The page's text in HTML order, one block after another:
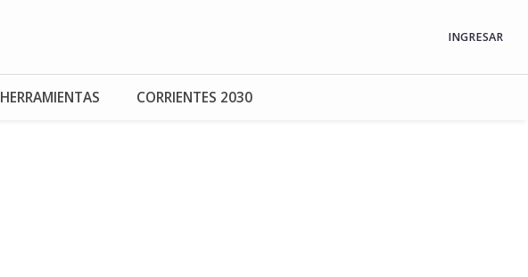
INGRESAR
HERRAMIENTAS CORRIENTES 2030